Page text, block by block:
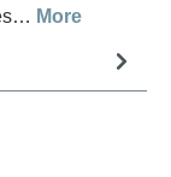
More